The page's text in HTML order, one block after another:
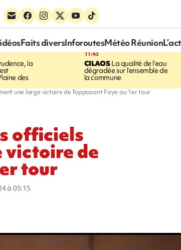
Faits diversInforoutesMétéo Réunion
la
des
11:43
CILAOSLa qualité de l’eau
dégradée sur l’ensemble de
la commune
une large victoire de l'opposant Faye au 1er tour
officiels
victoire de
tour
à 05:15